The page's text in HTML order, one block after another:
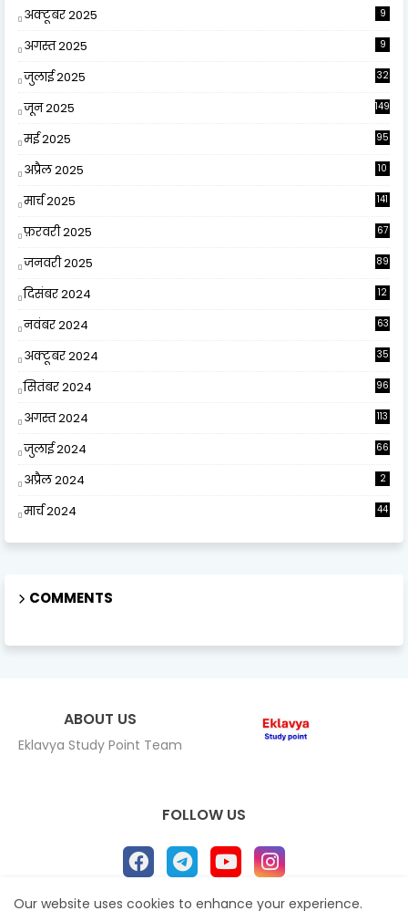
अक्टूबर 2025 9
अगस्त 2025 9
जुलाई 2025 32
जून 2025 149
मई 2025 95
अप्रैल 2025
10
मार्च 2025 141
फ़रवरी 2025 67
जनवरी 2025 89
दिसंबर 2024
12
नवंबर 2024 63
अक्टूबर 2024 35
सितंबर 2024 96
अगस्त 2024 113
जुलाई 2024 66
अप्रैल 2024 2
मार्च 2024 44
COMMENTS
ABOUT US
Eklavya Study Point Team
FOLLOW US
Our website uses cookies to enhance your experience.